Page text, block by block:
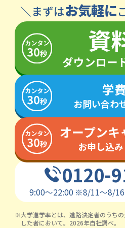
＼まずはお気軽に
資
ダウンロー
学
お問い合わ
オープンキ
お申し込み
0120-
9:00～22:00 ※8/11～8/
※大学進学率とは、進路決定者のうち
した者において。2026年自社調べ。